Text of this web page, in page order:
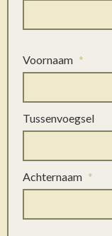
Voornaam *
Tussenvoegsel
Achternaam *